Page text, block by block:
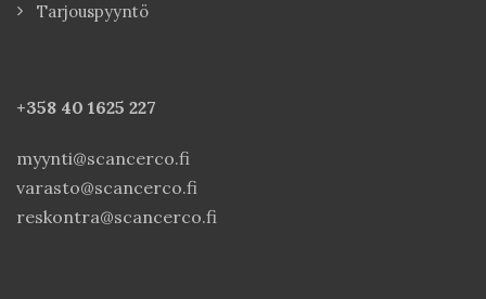
Tarjouspyyntö
+358 40 1625 227
myynti@scancerco.fi
varasto@scancerco.fi
reskontra@scancerco.fi